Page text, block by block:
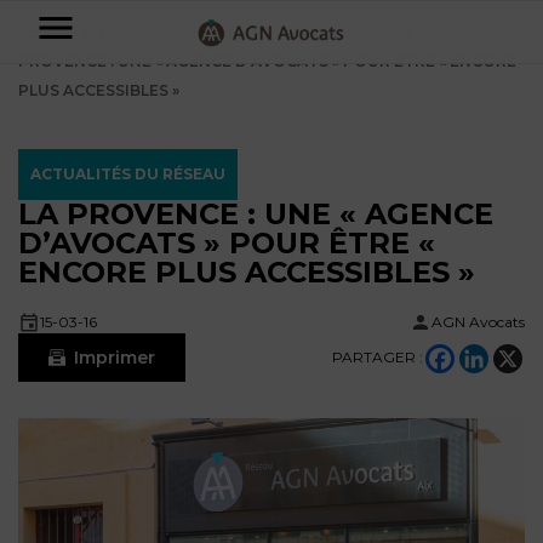
Avocats
Particuliers
NOS
DOMAINES
COMPÉTENCE
AFFAIRES
FISCALITÉ
DROIT
Entreprises
NOS
DOMAINES
DE
D’ENTREPRISES
Plus
d’offres
LEGAL
PARTNERS
À
Accueil⟶ Actualités⟶Actualités du réseau
PROVENCE : UNE « AGENCE D’AVOCATS » POUR ÊTRE « ENCORE
PLUS ACCESSIBLES »
ACTUALITÉS DU RÉSEAU
LA PROVENCE : UNE « AGENCE
D’AVOCATS » POUR ÊTRE «
ENCORE PLUS ACCESSIBLES »
15-03-16 AGN Avocats
Imprimer PARTAGER :